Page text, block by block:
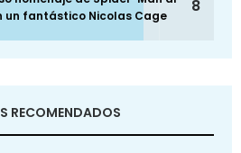
un fantástico Nicolas Cage
8
RECOMENDADOS